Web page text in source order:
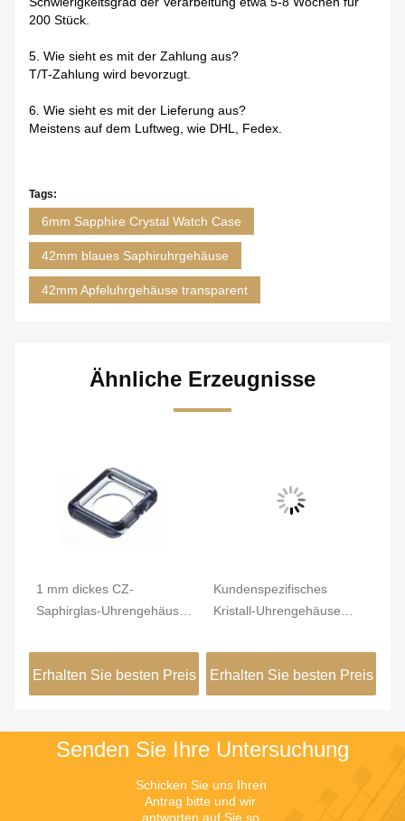
200 Stück.
5. Wie sieht es mit der Zahlung aus?
T/T-Zahlung wird bevorzugt.
6. Wie sieht es mit der Lieferung aus?
Meistens auf dem Luftweg, wie DHL, Fedex.
Tags:
6mm Sapphire Crystal Watch Case
42mm blaues Saphiruhrgehäuse
42mm Apfeluhrgehäuse transparent
Ähnliche Erzeugnisse
1 mm dickes CZ-
Saphirglas-Uhrengehäuse,
Rückseite
Erhalten Sie besten Preis
Kundenspezifisches
Kristall-Uhrengehäuse
Uhrwerk
Erhalten Sie besten Preis
Senden Sie Ihre Untersuchung
Schicken Sie uns Ihren
Antrag bitte und wir
antworten auf Sie so